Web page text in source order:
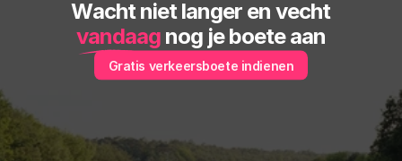
Wacht niet langer en vecht
vandaag nog je boete aan
Gratis verkeersboete indienen